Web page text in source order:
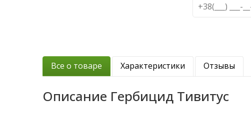
Все о товаре Характеристики Отзывы
Описание Гербицид Тивитус